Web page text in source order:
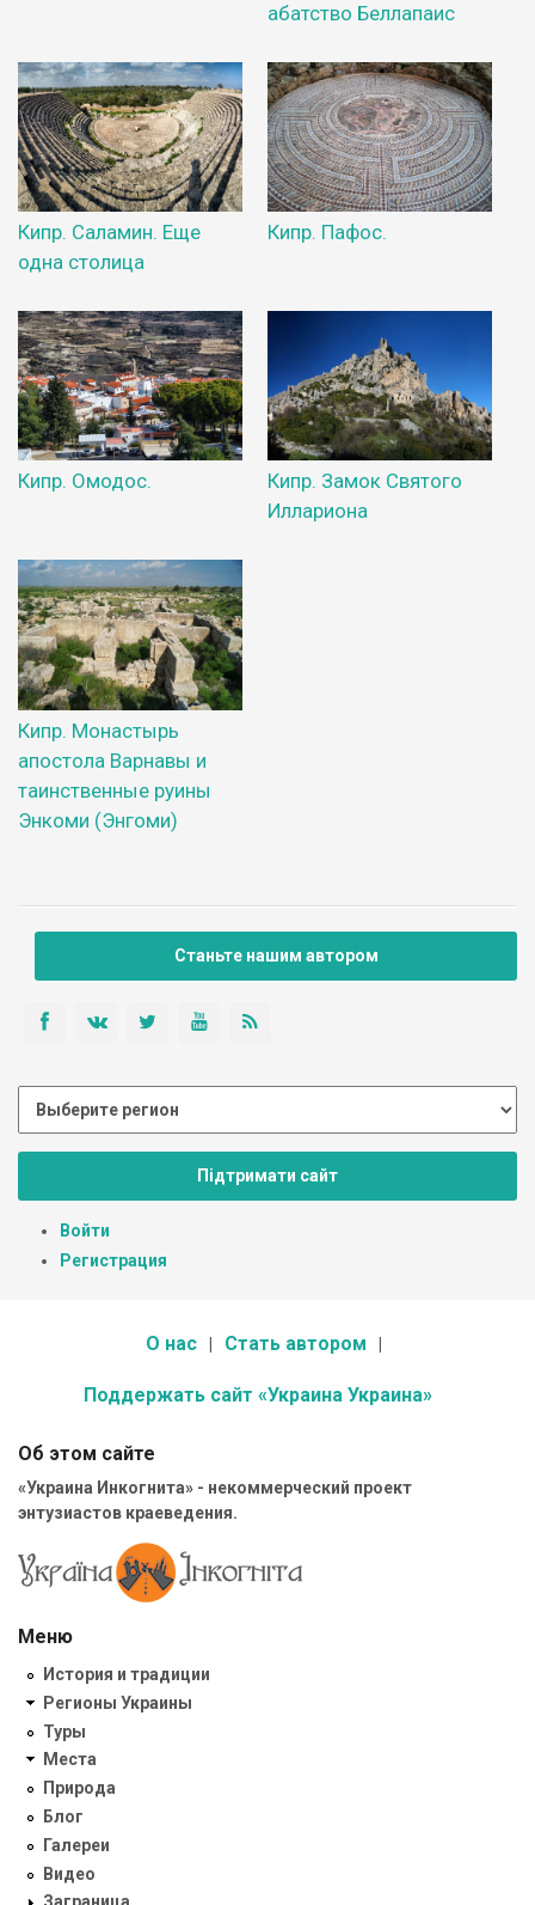
абатство Беллапаис
Кипр. Саламин. Еще
одна столица
Кипр. Пафос.
Кипр. Омодос.
Кипр. Замок Святого
Иллариона
Кипр. Монастырь
апостола Варнавы и
таинственные руины
Энкоми (Энгоми)
Станьте нашим автором
Підтримати сайт
Войти
Регистрация
О нас Стать автором
Поддержать сайт «Украина Украина»
Об этом сайте
«Украина Инкогнита» - некоммерческий проект
энтузиастов краеведения.
Меню
История и традиции
Регионы Украины
Туры
Места
Природа
Блог
Галереи
Видео